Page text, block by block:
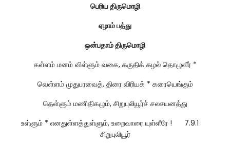
பெரிய திருமொழி
ஏழாம் பத்து
ஒன்பதாம் திருமொழி
கள்ளம் மனம் விள்ளும் வகை, கருதிக் கழல் தொழுவீர் *
வெள்ளம் முதுபரவைத், திரை விரியக் * கரையெங்கும்
தெள்ளும் மணிதிகழும், சிறுபுலியூர்ச் சலசயனத்து
உள்ளும் * எனதுள்ளத்துள்ளும், உறைவாரை யுள்ளீரே ! 7.9.1
சிறுபுலியூர்